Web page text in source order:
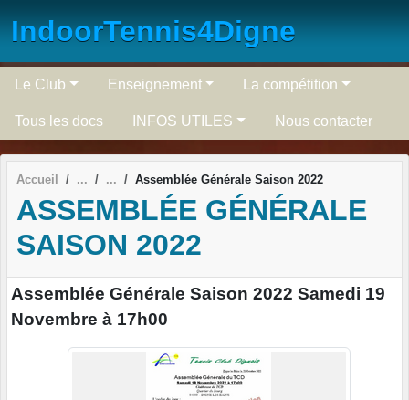
IndoorTennis4Digne
Le Club Enseignement La compétition
Tous les docs INFOS UTILES Nous contacter
Accueil Assemblée Générale Saison 2022
ASSEMBLÉE GÉNÉRALE
SAISON 2022
Assemblée Générale Saison 2022 Samedi 19
Novembre à 17h00